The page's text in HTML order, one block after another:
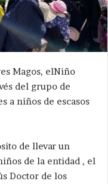
Magos, elNiño
del grupo de
a niños de escasos
de llevar un
de la entidad , el
Doctor de los